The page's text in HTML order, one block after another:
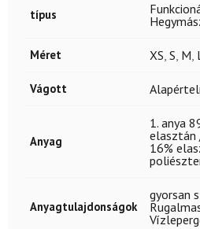
típus
Méret XS, S, M,
Vágott
Anyag
1. anya
elasztán
16%
Anyagtulajdonságok
gyorsan